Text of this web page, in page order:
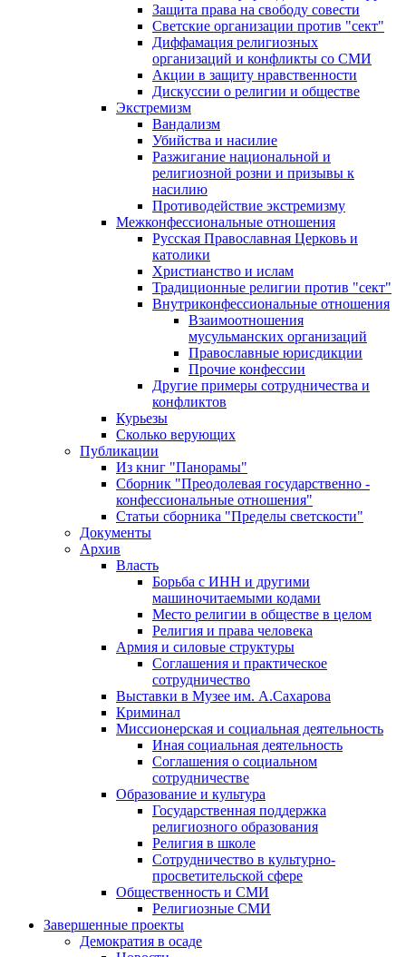
Защита права на свободу совести
Светские организации против "сект"
Диффамация религиозных
организаций и конфликты со СМИ
Акции в защиту нравственности
Дискуссии о религии и обществе
Экстремизм
Вандализм
Убийства и насилие
Разжигание национальной и
религиозной розни и призывы к
насилию
Противодействие экстремизму
Межконфессиональные отношения
Русская Православная Церковь и
католики
Христианство и ислам
Традиционные религии против "сект"
Внутриконфессиональные отношения
Взаимоотношения
мусульманских организаций
Православные юрисдикции
Прочие конфессии
Другие примеры сотрудничества и
конфликтов
Курьезы
Сколько верующих
Публикации
Из книг "Панорамы"
Сборник "Преодолевая государственно -
конфессиональные отношения"
Статьи сборника "Пределы светскости"
Документы
Архив
Власть
Борьба с ИНН и другими
машиночитаемыми кодами
Место религии в обществе в целом
Религия и права человека
Армия и силовые структуры
Соглашения и практическое
сотрудничество
Выставки в Музее им. А.Сахарова
Криминал
Миссионерская и социальная деятельность
Иная социальная деятельность
Соглашения о социальном
сотрудничестве
Образование и культура
Государственная поддержка
религиозного образования
Религия в школе
Сотрудничество в культурно-
просветительской сфере
Общественность и СМИ
Религиозные СМИ
Завершенные проекты
Демократия в осаде